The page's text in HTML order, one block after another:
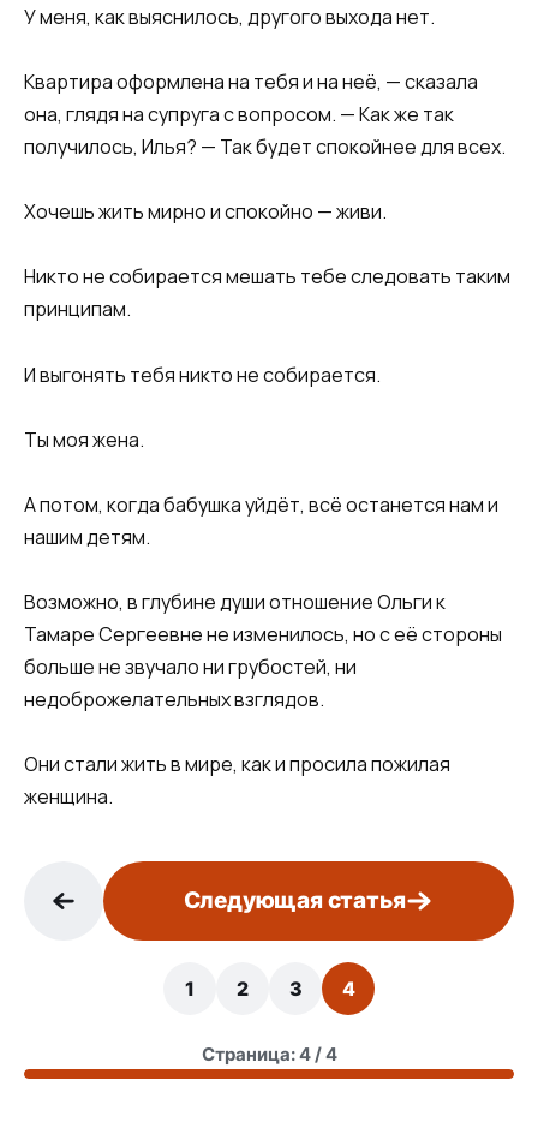
У меня, как выяснилось, другого выхода нет.
Квартира оформлена на тебя и на неё, — сказала
она, глядя на супруга с вопросом. — Как же так
получилось, Илья? — Так будет спокойнее для всех.
Хочешь жить мирно и спокойно — живи.
Никто не собирается мешать тебе следовать таким
принципам.
И выгонять тебя никто не собирается.
Ты моя жена.
А потом, когда бабушка уйдёт, всё останется нам и
нашим детям.
Возможно, в глубине души отношение Ольги к
Тамаре Сергеевне не изменилось, но с её стороны
больше не звучало ни грубостей, ни
недоброжелательных взглядов.
Они стали жить в мире, как и просила пожилая
женщина.
Следующая статья
1 2 3 4
Страница: 4 / 4